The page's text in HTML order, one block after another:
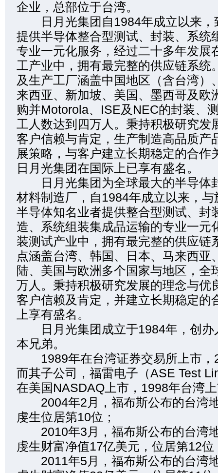
企业，总部位于台湾。
日月光集团自1984年成立以来，
提供半导体整合型测试、封装、系统
专业一元化服务，经过二十多年发展
工产业中，拥有最完整的供应链系统
及生产工厂涵盖中国地区（含台湾）
来西亚、新加坡、美国、墨西哥及欧
购并Motorola、ISE及NEC的封装、
工人数达到四万人。秉持积极研究发
客户信赖与肯定，生产制造高品质产
展策略，与客户建立长期稳定的合作
日月光集团在国际上已享有盛名。
日月光集团为全球最大的半导体
材料制造厂，自1984年成立以来，
半导体知名业者提供整合型测试、封
造、系统组装集成品运输的专业一元
装测试产业中，拥有最完整的供应链
点涵盖台湾、韩国、日本、马来西亚
陆、美国与欧洲多个国家与地区，全
万人。秉持积极研究发展的理念与优
客户信赖及肯定，并建立长期稳定的
上享有盛名。
日月光集团成立于1984年，创办
本兄弟。
1989年在台湾证券交易所上市，
而其子公司，福雷电子（ASE Test
在美国NASDAQ上市，1998年台湾
2004年2月，福布斯公布的台湾
虔生位居第10位；
2010年3月，福布斯公布的台湾
虔生财富净值17亿美元，位居第12位
2011年5月，福布斯公布的台湾